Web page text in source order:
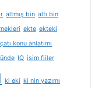
altmış bin altı bin
ekte ekteki
konu anlatımı
IQ isim fiiler
ki eki ki nin yazımı